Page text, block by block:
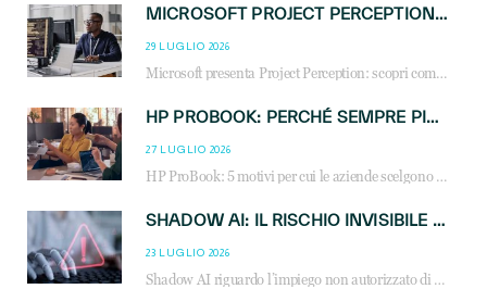
MICROSOFT PROJECT PERCEPTION: COME GLI AGENTI AI CAMBIERANNO SOC, CYBERSECURITY E SERVIZI MSP
29 LUGLIO 2026
Microsoft presenta Project Perception: scopri come gli agenti AI possono trasformare cybersecurity, SOC e servizi gestiti degli MSP.
HP PROBOOK: PERCHÉ SEMPRE PIÙ AZIENDE SCELGONO NOTEBOOK PROGETTATI PER IL LAVORO MODERNO
27 LUGLIO 2026
HP ProBook: 5 motivi per cui le aziende scelgono i notebook business HP per migliorare produttività, sicurezza e gestione dell’AI.
SHADOW AI: IL RISCHIO INVISIBILE CHE LE AZIENDE POSSONO GOVERNARE
23 LUGLIO 2026
Shadow AI riguardo l’impiego non autorizzato di sistemi AI all’interno dell’azienda. E’ una pratica che si diffonde a partire dai dipendenti fino ai dirigenti e mette a repentaglio la cybersecurity, con costi più elevati per le organizzazioni. Due recenti report illustrano il fenomeno e forniscono dati in merito